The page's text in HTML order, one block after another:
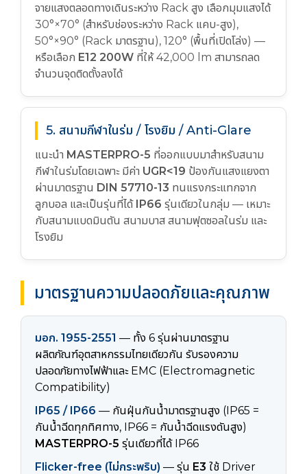
จายแสงตลอดทางเดินระหว่าง Rack สูง เลือกมุมแสงได้
30°×70° (สำหรับช่องระหว่าง Rack แคบ-สูง),
50°×90° (Rack มาตรฐาน), 120° (พื้นที่เปิดโล่ง) —
หรือเลือก E12 200W ที่ให้ 42,000 lm สามารถลด
จำนวนจุดติดตั้งลงได้
5. สนามกีฬาในร่ม / โรงยิม / Anti-Glare
แนะนำ MASTERPRO-5 ที่ออกแบบมาสำหรับสนาม
กีฬาในร่มโดยเฉพาะ มีค่า UGR<19 ป้องกันแสงแยงตา
ผ่านมาตรฐาน DIN 57710-13 ทนแรงกระแทกจาก
ลูกบอล และเป็นรุ่นที่ได้ IP66 รุ่นเดียวในกลุ่ม — เหมาะ
กับสนามแบดมินตัน สนามบาส สนามฟุตซอลในร่ม และ
โรงยิม
มาตรฐานความปลอดภัยและคุณภาพ
มอก. 1955-2551 — ทั้ง 6 รุ่นผ่านมาตรฐาน
ผลิตภัณฑ์อุตสาหกรรมไทยเดียวกัน รับรองความ
ปลอดภัยทางไฟฟ้าและ EMC (Electromagnetic
Compatibility)
IP65 / IP66 — กันฝุ่นกันน้ำมาตรฐานสูง (IP65 =
กันน้ำฉีดทุกทิศทาง, IP66 = กันน้ำฉีดแรงดันสูง)
MASTERPRO-5 รุ่นเดียวที่ได้ IP66
Flicker-free (ไม่กระพริบ) — รุ่น E3 ใช้ Driver